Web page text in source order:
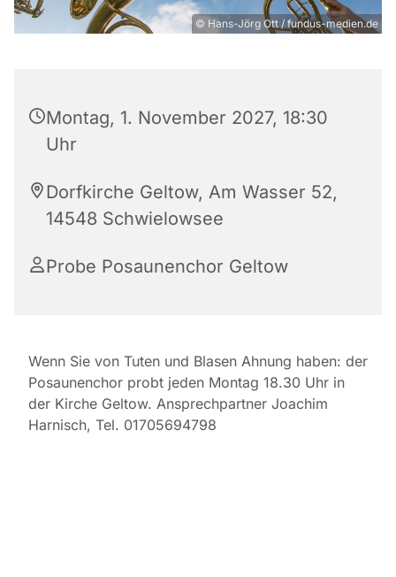
© Hans-Jörg Ott / fundus-medien.de
Montag, 1. November 2027, 18:30
Uhr
Dorfkirche Geltow, Am Wasser 52,
14548 Schwielowsee
Probe Posaunenchor Geltow
Wenn Sie von Tuten und Blasen Ahnung haben: der
Posaunenchor probt jeden Montag 18.30 Uhr in
der Kirche Geltow. Ansprechpartner Joachim
Harnisch, Tel. 01705694798